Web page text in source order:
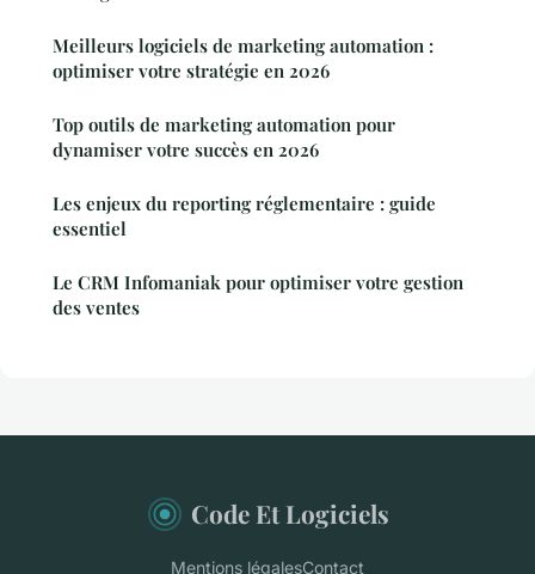
Meilleurs logiciels de marketing automation :
optimiser votre stratégie en 2026
Top outils de marketing automation pour
dynamiser votre succès en 2026
Les enjeux du reporting réglementaire : guide
essentiel
Le CRM Infomaniak pour optimiser votre gestion
des ventes
Code Et Logiciels
Mentions légalesContact